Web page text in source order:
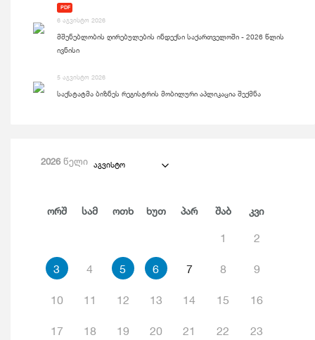
PDF
6 აგვისტო 2026
მშენებლობის ღირებულების ინდექსი საქართველოში - 2026 წლის
ივნისი
5 აგვისტო 2026
საქსტატმა ბიზნეს რეგისტრის მობილური აპლიკაცია შექმნა
2026წელი აგვისტო
Ორშ Სამ Ოთხ Ხუთ Პარ Შაბ Კვი
1 2
3 4 5 6 7 8 9
10 11 12 13 14 15 16
17 18 19 20 21 22 23